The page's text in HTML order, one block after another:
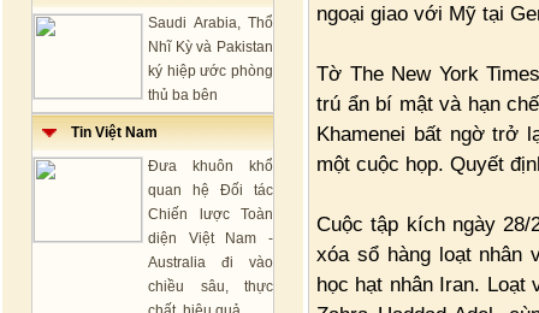
Saudi Arabia, Thổ
Nhĩ Kỳ và Pakistan
ký hiệp ước phòng
thủ ba bên
Tin Việt Nam
Đưa khuôn khổ
quan hệ Đối tác
Chiến lược Toàn
diện Việt Nam -
Australia đi vào
chiều sâu, thực
ngoại giao với Mỹ tại
Tờ The New York
trú ẩn bí mật và hạn
Khamenei bất ngờ trở
một cuộc họp. Quyết
Cuộc tập kích ngày
xóa sổ hàng loạt nhân
học hạt nhân Iran. Loạt